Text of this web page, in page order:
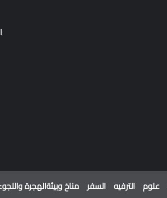
علوم الترفيه السفر مناخ وبيئةالهجرة